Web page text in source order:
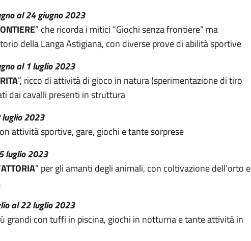
al 24 giugno 2023
” che ricorda i mitici “Giochi senza frontiere” ma
della Langa Astigiana, con diverse prove di abilità sportive
al 1 luglio 2023
”, ricco di attività di gioco in natura (sperimentazione di tiro
dai cavalli presenti in struttura
luglio 2023
attività sportive, gare, giochi e tante sorprese
luglio 2023
” per gli amanti degli animali, con coltivazione dell’orto e
al 22 luglio 2023
grandi con tuffi in piscina, giochi in notturna e tante attività in